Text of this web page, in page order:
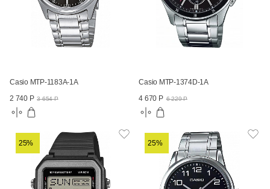
Casio MTP-1183A-1A
2 740 Р 3 654 Р
Casio MTP-1374D-1A
4 670 Р 6 229 Р
25% 25%